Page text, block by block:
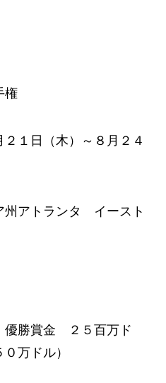
権
１日（木）～８月２４
アトランタ イースト
勝賞金 ２５百万ド
万ドル）